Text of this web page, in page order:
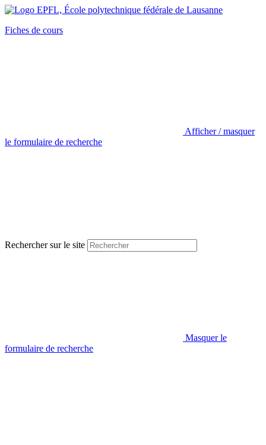
Fiches de cours
Afficher / masquer
le formulaire de recherche
Rechercher sur le site
Masquer le
formulaire de recherche